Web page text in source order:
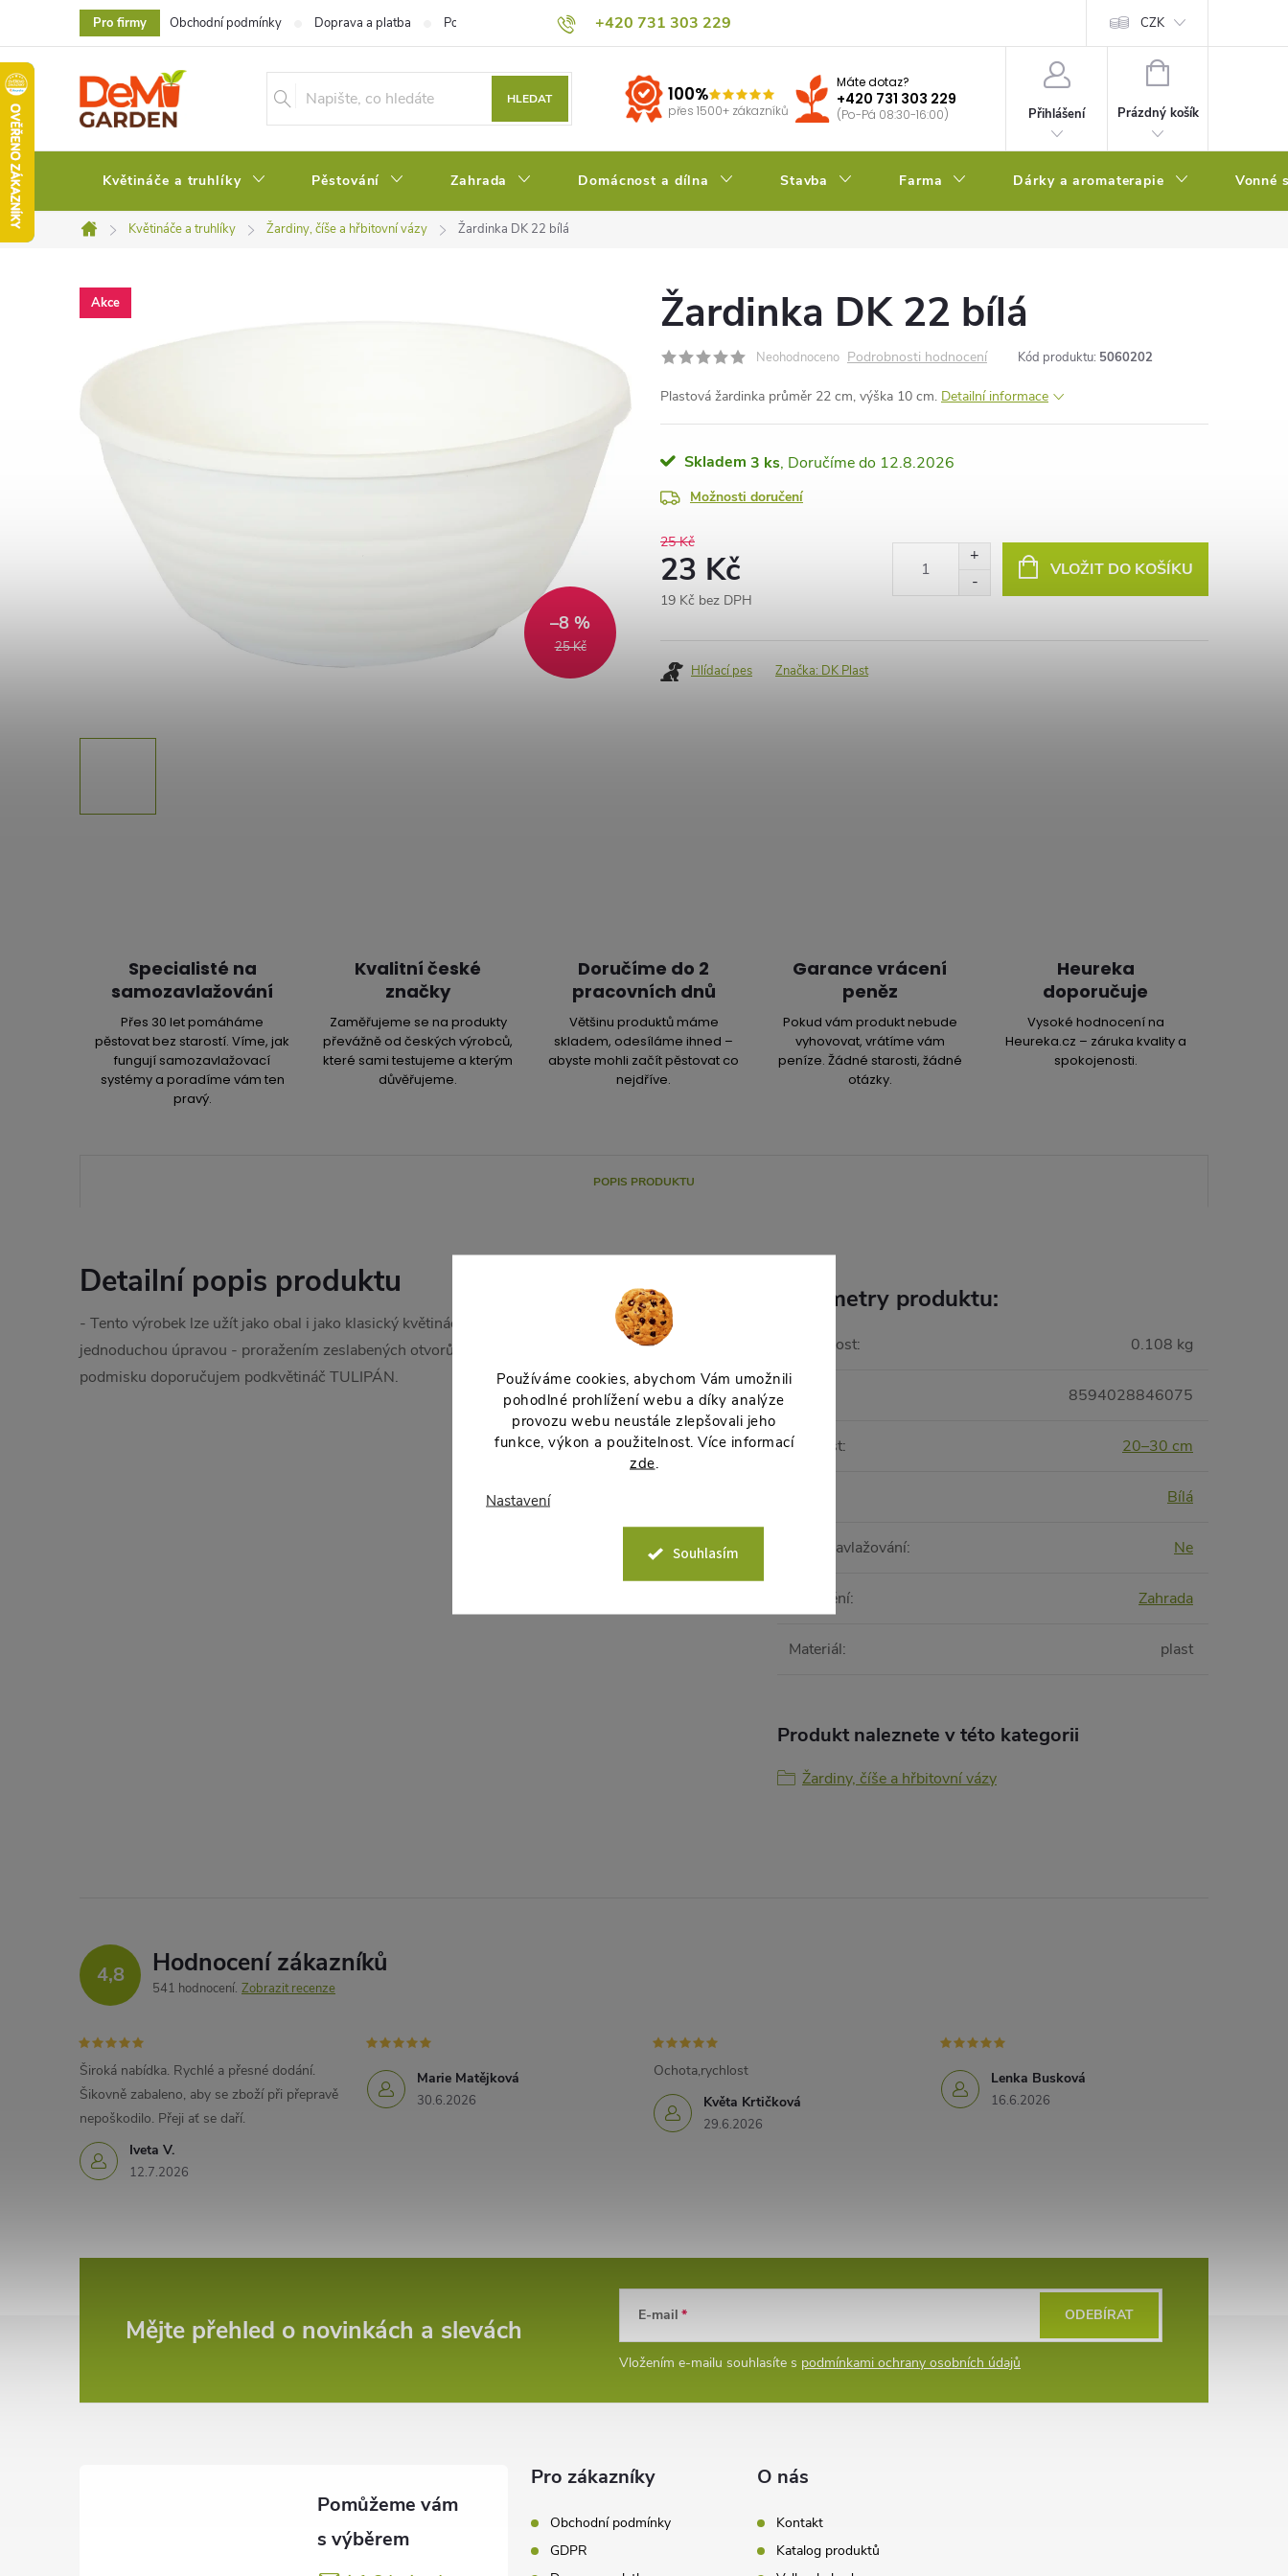
Používáme cookies, abychom Vám umožnili
pohodlné prohlížení webu a díky analýze
provozu webu neustále zlepšovali jeho
funkce, výkon a použitelnost. Více informací
zde.
Nastavení
Souhlasím
obsah
+420 731 303 229
Pro firmy Obchodní podmínky Doprava a platba Podmínky ochrany osobních údajů Pěstitelský blog CZK
HLEDAT 100%
přes 1500+ zákazníků
Máte dotaz?
+420 731 303 229
(Po-Pá 08:30-16:00) Přihlášení
NÁKUPNÍ
Prázdný košík
Květináče a truhlíky Pěstování Zahrada Domácnost a dílna Stavba Farma Dárky a aromaterapie Vonné
Domů
Květináče a truhlíky Žardiny, číše a hřbitovní vázy Žardinka DK 22 bílá
Akce
25 Kč
–8 %
Žardinka DK 22 bílá
Neohodnoceno Podrobnosti hodnocení Kód produktu: 5060202
Plastová žardinka průměr 22 cm, výška 10 cm. Detailní informace
Skladem 3 ks 12.8.2026
Možnosti doručení
25 Kč
23 Kč
19 Kč bez DPH
VLOŽIT DO KOŠÍKU
Hlídací pes Značka: DK Plast
Specialisté na
samozavlažování
Přes 30 let pomáháme
pěstovat bez starostí. Víme, jak
fungují samozavlažovací
systémy a poradíme vám ten
pravý.
Kvalitní české
značky
Zaměřujeme se na produkty
převážně od českých výrobců,
které sami testujeme a kterým
důvěřujeme.
Doručíme do 2
pracovních dnů
Většinu produktů máme
skladem, odesíláme ihned –
abyste mohli začít pěstovat co
nejdříve.
Garance vrácení
peněz
Pokud vám produkt nebude
vyhovovat, vrátíme vám
peníze. Žádné starosti, žádné
otázky.
Heureka
doporučuje
Vysoké hodnocení na
Heureka.cz – záruka kvality a
spokojenosti.
POPIS PRODUKTU
Detailní popis produktu
- Tento výrobek lze užít jako obal i jako klasický květináč. Květináč vznikne
jednoduchou úpravou - proražením zeslabených otvorů pro odtok vody. Jako
podmisku doporučujem podkvětináč TULIPÁN.
Parametry produktu:
Hmotnost: 0.108 kg
8594028846075
Velikost: 20–30 cm
Bílá
Samozavlažování: Ne
Umístění: Zahrada
Materiál: plast
Produkt naleznete v této kategorii
Žardiny, číše a hřbitovní vázy
4,8 Hodnocení zákazníků
541 hodnocení Zobrazit recenze
Iveta V.
12.7.2026
Široká nabídka. Rychlé a přesné dodání.
Šikovně zabaleno, aby se zboží při přepravě
nepoškodilo. Přeji ať se daří.
Marie Matějková
30.6.2026 Květa Krtičková
29.6.2026
Ochota,rychlost Lenka Busková
16.6.2026
Mějte přehled o novinkách a slevách E-mail
Vložením e-mailu souhlasíte s podmínkami ochrany osobních údajů
ODEBÍRAT
Pro zákazníky
Obchodní podmínky
GDPR
O nás
Kontakt
Katalog produktů